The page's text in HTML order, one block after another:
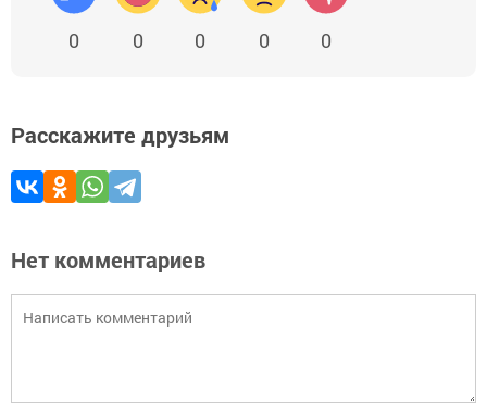
0 0 0 0 0
Расскажите друзьям
Нет комментариев